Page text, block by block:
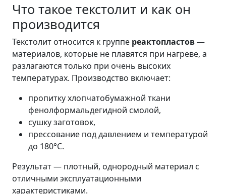
Что такое текстолит и как он
производится
Текстолит относится к группе реактопластов—
материалов, которые не плавятся при нагреве, а
разлагаются только при очень высоких
температурах. Производство включает:
пропитку хлопчатобумажной ткани
фенолформальдегидной смолой,
сушку заготовок,
прессование под давлением и температурой
до 180°C.
Результат — плотный, однородный материал с
отличными эксплуатационными
характеристиками.